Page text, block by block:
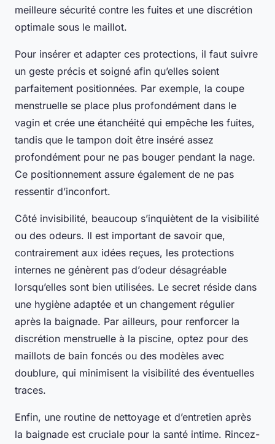
meilleure sécurité contre les fuites et une discrétion
optimale sous le maillot.
Pour insérer et adapter ces protections, il faut suivre
un geste précis et soigné afin qu’elles soient
parfaitement positionnées. Par exemple, la coupe
menstruelle se place plus profondément dans le
vagin et crée une étanchéité qui empêche les fuites,
tandis que le tampon doit être inséré assez
profondément pour ne pas bouger pendant la nage.
Ce positionnement assure également de ne pas
ressentir d’inconfort.
Côté invisibilité, beaucoup s’inquiètent de la visibilité
ou des odeurs. Il est important de savoir que,
contrairement aux idées reçues, les protections
internes ne génèrent pas d’odeur désagréable
lorsqu’elles sont bien utilisées. Le secret réside dans
une hygiène adaptée et un changement régulier
après la baignade. Par ailleurs, pour renforcer la
discrétion menstruelle à la piscine, optez pour des
maillots de bain foncés ou des modèles avec
doublure, qui minimisent la visibilité des éventuelles
traces.
Enfin, une routine de nettoyage et d’entretien après
la baignade est cruciale pour la santé intime. Rincez-